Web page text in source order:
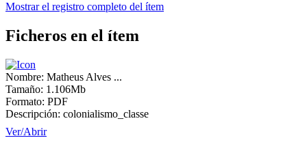
Mostrar el registro completo del ítem
Ficheros en el ítem
Nombre: Matheus Alves ...
Tamaño: 1.106Mb
Formato: PDF
Descripción: colonialismo_classe
Ver/Abrir